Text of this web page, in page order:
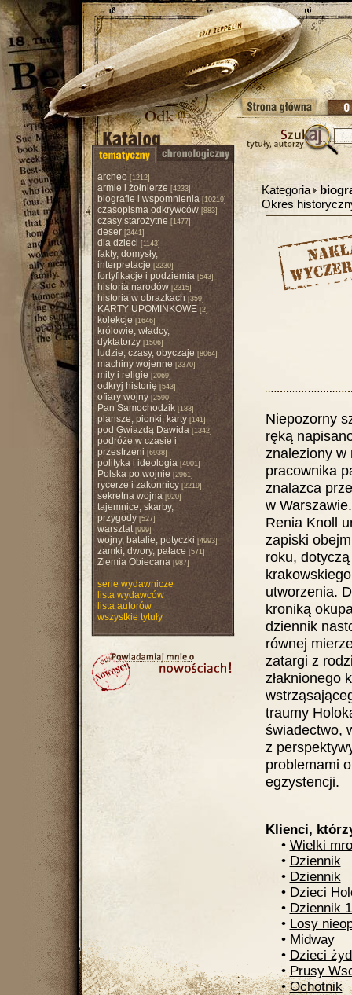
archeo [1212]
armie i żołnierze [4233]
biografie i wspomnienia[10219]
czasopisma odkrywców[883]
czasy starożytne [1477]
deser[2441]
dla dzieci [1143]
fakty, domysły,
interpretacje [2230]
fortyfikacje i podziemia[543]
historia narodów[2315]
historia w obrazkach [359]
KARTY UPOMINKOWE[2]
kolekcje [1646]
królowie, władcy,
dyktatorzy[1506]
ludzie, czasy, obyczaje [8064]
machiny wojenne [2370]
mity i religie [2069]
odkryj historię[543]
ofiary wojny[2590]
Pan Samochodzik[183]
plansze, pionki, karty[141]
pod Gwiazdą Dawida[1342]
podróże w czasie i
przestrzeni [6938]
polityka i ideologia[4901]
Polska po wojnie [2961]
rycerze i zakonnicy[2219]
sekretna wojna[920]
tajemnice, skarby,
przygody[527]
warsztat[999]
wojny, batalie, potyczki [4993]
zamki, dwory, pałace [571]
Ziemia Obiecana[987]
serie wydawnicze
lista wydawców
lista autorów
wszystkie tytuły
Kategoria
Okres
Niepozorny
ręką
znaleziony w
pracownika
znalazca
w Warszawie.
Renia Knoll
zapiski
roku,
utworzenia.
kroniką
dziennik
równej
zatargi z
złaknionego
traumy
świadectwo,
z
problemami
egzystencji.
Klienci,
• Wielki
• Dziennik
• Dziennik
• Dzieci
• Dziennik
• Losy
• Midway
• Dzieci
• Prusy
• Ochotnik